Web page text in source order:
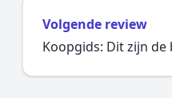
Volgende review
Koopgids: Dit zijn de